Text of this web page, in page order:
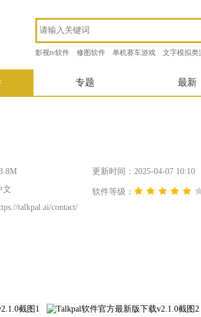
影视tv软件 修图软件 单机赛车游戏 文字模拟类
专题 最新
更新时间：2025-04-07 10:10
文
软件等级：
talkpal.ai/contact/